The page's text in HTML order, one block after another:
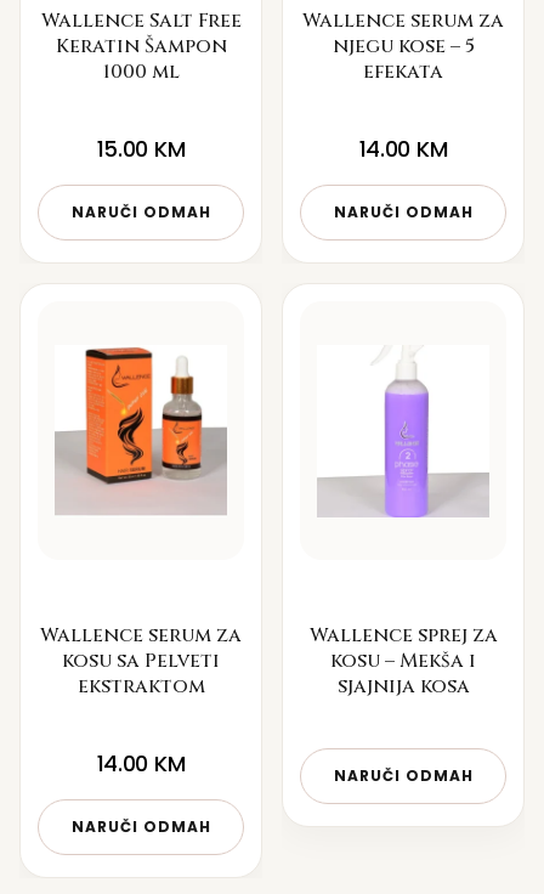
Wallence Salt Free
Keratin Šampon
1000 ml
15.00 KM
NARUČI ODMAH
Wallence serum za
njegu kose – 5
efekata
14.00 KM
NARUČI ODMAH
Wallence serum za
kosu sa Pelveti
ekstraktom
14.00 KM
NARUČI ODMAH
Wallence sprej za
kosu – Mekša i
sjajnija kosa
NARUČI ODMAH